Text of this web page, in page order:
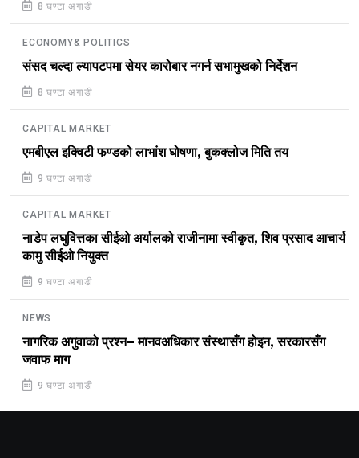
8 घण्टा अगाडी
ECONOMY& POLITICS
संसद चल्दा ल्यापटपमा सेयर कारोबार नगर्न सभामुखको निर्देशन
8 घण्टा अगाडी
CAPITAL MARKET
एमबीएल इक्विटी फण्डको लाभांश घोषणा, बुकक्लोज मिति तय
9 घण्टा अगाडी
CAPITAL MARKET
नाडेप लघुवित्तका सीईओ अर्यालको राजीनामा स्वीकृत, शिव प्रसाद आचार्य
कामु सीईओ नियुक्त
9 घण्टा अगाडी
NEWS
नागरिक अगुवाको प्रश्न– मानवअधिकार संस्थासँग होइन, सरकारसँग
जवाफ माग
9 घण्टा अगाडी